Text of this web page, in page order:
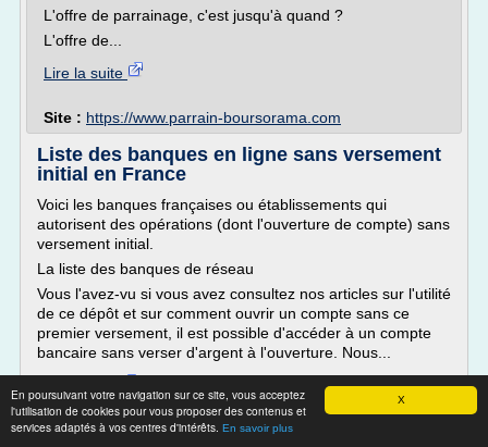
X
En poursuivant votre navigation sur ce site, vous acceptez
l'utilisation de cookies pour vous proposer des contenus et
services adaptés à vos centres d'intérêts. En savoir plus
L'offre de parrainage, c'est jusqu'à quand ?
L'offre de...
Lire la suite
Site : https://www.parrain-boursorama.com
Liste des banques en ligne sans versement
initial en France
Voici les banques françaises ou établissements qui
autorisent des opérations (dont l'ouverture de compte) sans
versement initial.
La liste des banques de réseau
Vous l'avez-vu si vous avez consultez nos articles sur l'utilité
de ce dépôt et sur comment ouvrir un compte sans ce
premier versement, il est possible d'accéder à un compte
bancaire sans verser d'argent à l'ouverture. Nous...
Site :https://ouverture-compte.com